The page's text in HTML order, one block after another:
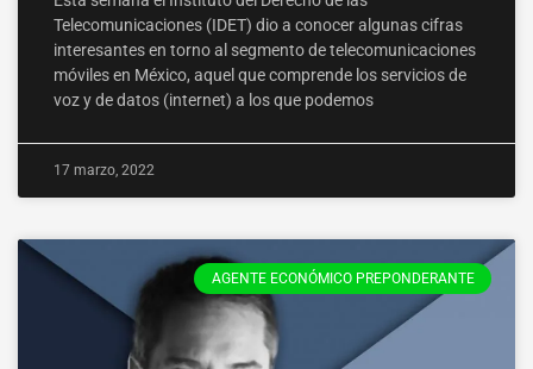
Telecomunicaciones (IDET) dio a conocer algunas cifras
interesantes en torno al segmento de telecomunicaciones
móviles en México, aquel que comprende los servicios de
voz y de datos (internet) a los que podemos
17 marzo, 2022
AGENTE ECONÓMICO PREPONDERANTE